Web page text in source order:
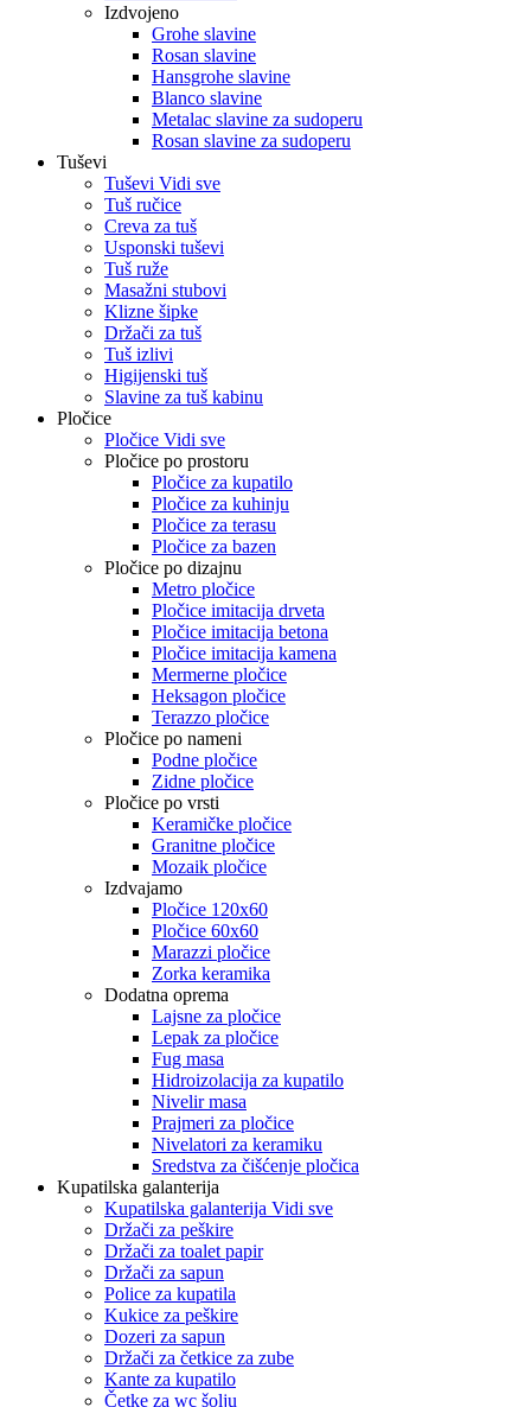
Izdvojeno
Grohe slavine
Rosan slavine
Hansgrohe slavine
Blanco slavine
Metalac slavine za sudoperu
Rosan slavine za sudoperu
Tuševi
Tuševi Vidi sve
Tuš ručice
Creva za tuš
Usponski tuševi
Tuš ruže
Masažni stubovi
Klizne šipke
Držači za tuš
Tuš izlivi
Higijenski tuš
Slavine za tuš kabinu
Pločice
Pločice Vidi sve
Pločice po prostoru
Pločice za kupatilo
Pločice za kuhinju
Pločice za terasu
Pločice za bazen
Pločice po dizajnu
Metro pločice
Pločice imitacija drveta
Pločice imitacija betona
Pločice imitacija kamena
Mermerne pločice
Heksagon pločice
Terazzo pločice
Pločice po nameni
Podne pločice
Zidne pločice
Pločice po vrsti
Keramičke pločice
Granitne pločice
Mozaik pločice
Izdvajamo
Pločice 120x60
Pločice 60x60
Marazzi pločice
Zorka keramika
Dodatna oprema
Lajsne za pločice
Lepak za pločice
Fug masa
Hidroizolacija za kupatilo
Nivelir masa
Prajmeri za pločice
Nivelatori za keramiku
Sredstva za čišćenje pločica
Kupatilska galanterija
Kupatilska galanterija Vidi sve
Držači za peškire
Držači za toalet papir
Držači za sapun
Police za kupatila
Kukice za peškire
Dozeri za sapun
Držači za četkice za zube
Kante za kupatilo
Četke za wc šolju